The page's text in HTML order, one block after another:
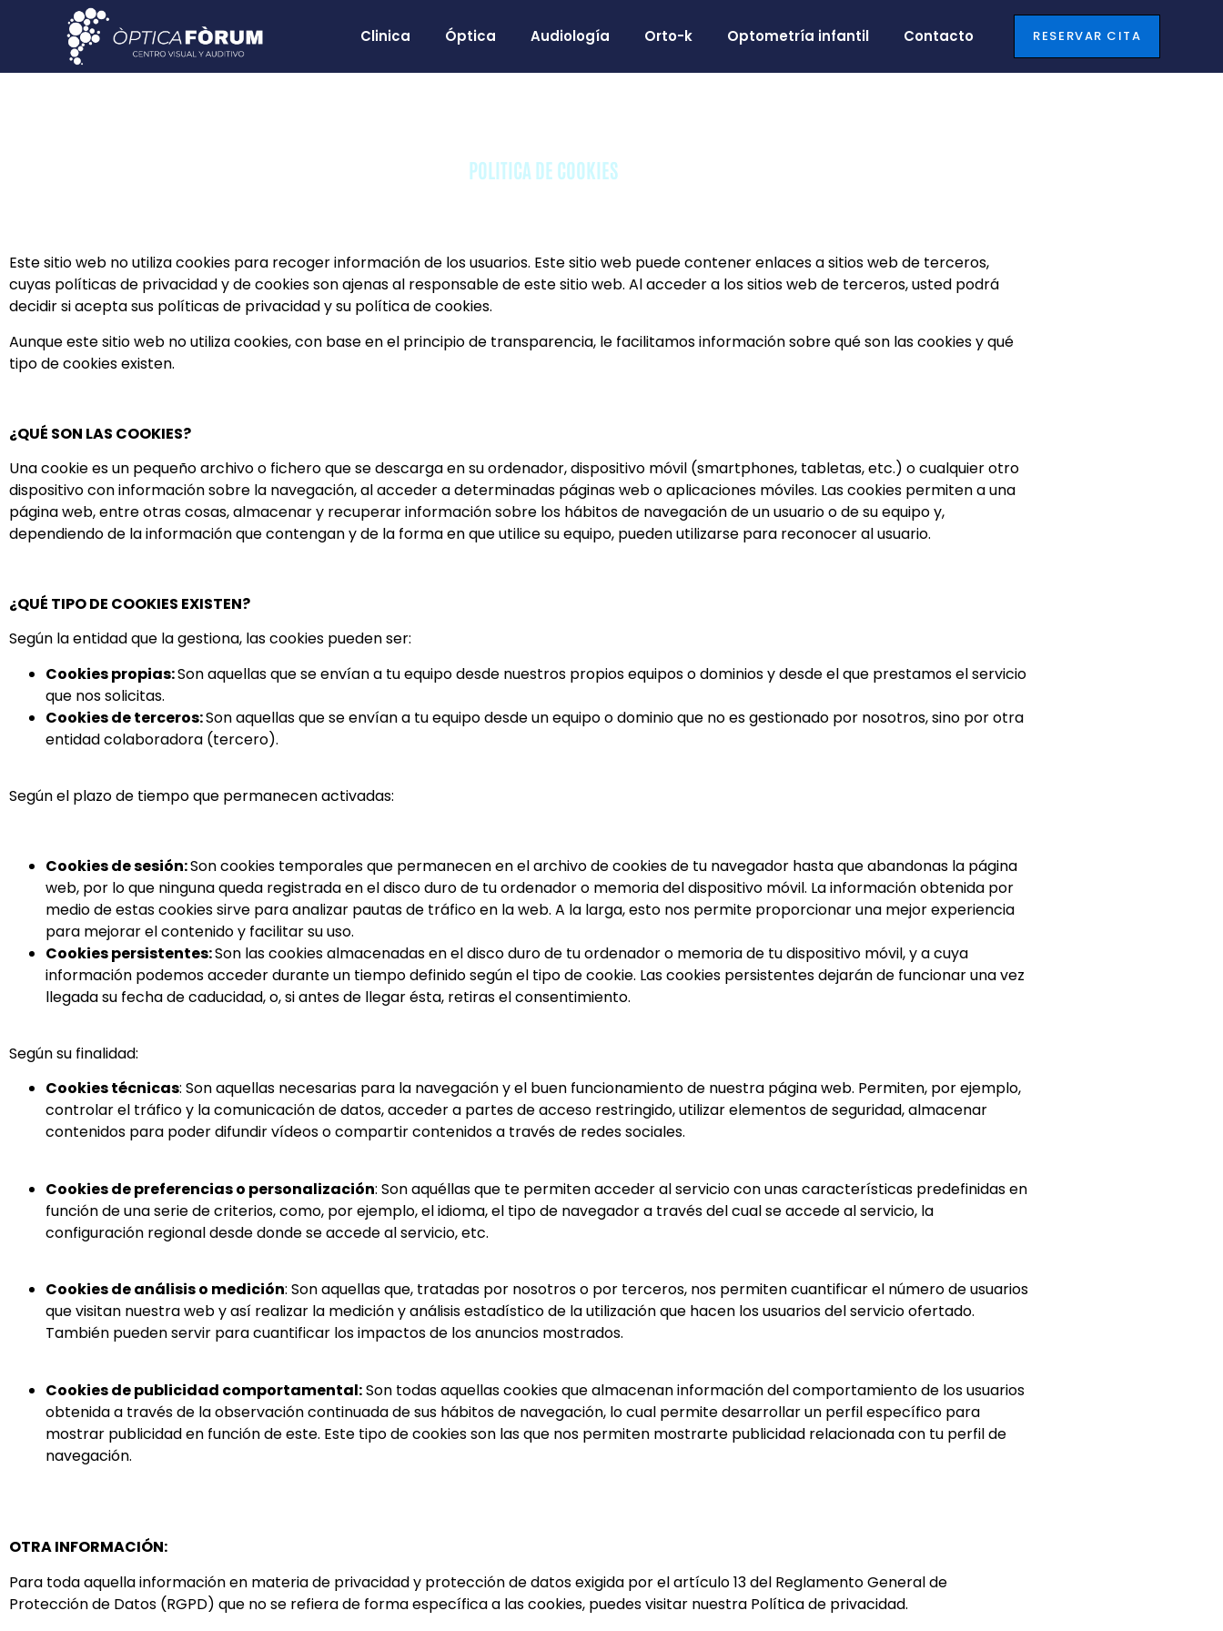
Clinica Óptica Audiología Orto-k Optometría infantil Contacto RESERVAR CITA
POLITICA DE COOKIES
Este sitio web no utiliza cookies para recoger información de los usuarios. Este sitio web puede contener enlaces a sitios web de terceros,
cuyas políticas de privacidad y de cookies son ajenas al responsable de este sitio web. Al acceder a los sitios web de terceros, usted podrá
decidir si acepta sus políticas de privacidad y su política de cookies.
Aunque este sitio web no utiliza cookies, con base en el principio de transparencia, le facilitamos información sobre qué son las cookies y qué
tipo de cookies existen.
¿QUÉ SON LAS COOKIES?
Una cookie es un pequeño archivo o fichero que se descarga en su ordenador, dispositivo móvil (smartphones, tabletas, etc.) o cualquier otro
dispositivo con información sobre la navegación, al acceder a determinadas páginas web o aplicaciones móviles. Las cookies permiten a una
página web, entre otras cosas, almacenar y recuperar información sobre los hábitos de navegación de un usuario o de su equipo y,
dependiendo de la información que contengan y de la forma en que utilice su equipo, pueden utilizarse para reconocer al usuario.
¿QUÉ TIPO DE COOKIES EXISTEN?
Según la entidad que la gestiona, las cookies pueden ser:
Cookies propias:Son aquellas que se envían a tu equipo desde nuestros propios equipos o dominios y desde el que prestamos el servicio
que nos solicitas.
Cookies de terceros:Son aquellas que se envían a tu equipo desde un equipo o dominio que no es gestionado por nosotros, sino por otra
entidad colaboradora (tercero).
Según el plazo de tiempo que permanecen activadas:
Cookies de sesión:Son cookies temporales que permanecen en el archivo de cookies de tu navegador hasta que abandonas la página
web, por lo que ninguna queda registrada en el disco duro de tu ordenador o memoria del dispositivo móvil. La información obtenida por
medio de estas cookies sirve para analizar pautas de tráfico en la web. A la larga, esto nos permite proporcionar una mejor experiencia
para mejorar el contenido y facilitar su uso.
Cookies persistentes:Son las cookies almacenadas en el disco duro de tu ordenador o memoria de tu dispositivo móvil, y a cuya
información podemos acceder durante un tiempo definido según el tipo de cookie. Las cookies persistentes dejarán de funcionar una vez
llegada su fecha de caducidad, o, si antes de llegar ésta, retiras el consentimiento.
Según su finalidad:
Cookies técnicas: Son aquellas necesarias para la navegación y el buen funcionamiento de nuestra página web. Permiten, por ejemplo,
controlar el tráfico y la comunicación de datos, acceder a partes de acceso restringido, utilizar elementos de seguridad, almacenar
contenidos para poder difundir vídeos o compartir contenidos a través de redes sociales.
Cookies de preferencias o personalización: Son aquéllas que te permiten acceder al servicio con unas características predefinidas en
función de una serie de criterios, como, por ejemplo, el idioma, el tipo de navegador a través del cual se accede al servicio, la
configuración regional desde donde se accede al servicio, etc.
Cookies de análisis o medición: Son aquellas que, tratadas por nosotros o por terceros, nos permiten cuantificar el número de usuarios
que visitan nuestra web y así realizar la medición y análisis estadístico de la utilización que hacen los usuarios del servicio ofertado.
También pueden servir para cuantificar los impactos de los anuncios mostrados.
Cookies de publicidad comportamental:Son todas aquellas cookies que almacenan información del comportamiento de los usuarios
obtenida a través de la observación continuada de sus hábitos de navegación, lo cual permite desarrollar un perfil específico para
mostrar publicidad en función de este. Este tipo de cookies son las que nos permiten mostrarte publicidad relacionada con tu perfil de
navegación.
OTRA INFORMACIÓN:
Para toda aquella información en materia de privacidad y protección de datos exigida por el artículo 13 del Reglamento General de
Protección de Datos (RGPD) que no se refiera de forma específica a las cookies, puedes visitar nuestra Política de privacidad.